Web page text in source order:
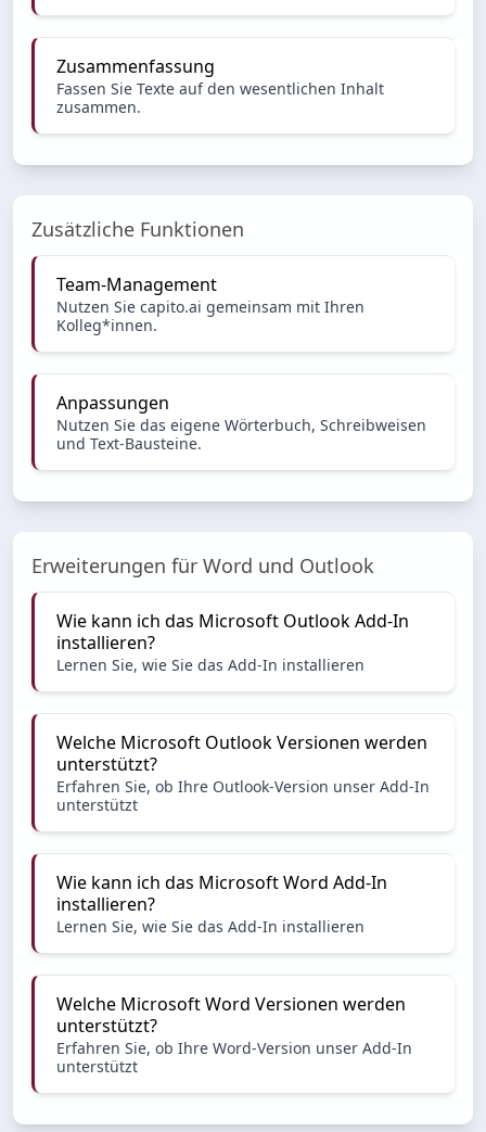
Zusammenfassung
Fassen Sie Texte auf den wesentlichen Inhalt
zusammen.
Zusätzliche Funktionen
Team-Management
Nutzen Sie capito.ai gemeinsam mit Ihren
Kolleg*innen.
Anpassungen
Nutzen Sie das eigene Wörterbuch, Schreibweisen
und Text-Bausteine.
Erweiterungen für Word und Outlook
Wie kann ich das Microsoft Outlook Add-In
installieren?
Lernen Sie, wie Sie das Add-In installieren
Welche Microsoft Outlook Versionen werden
unterstützt?
Erfahren Sie, ob Ihre Outlook-Version unser Add-In
unterstützt
Wie kann ich das Microsoft Word Add-In
installieren?
Lernen Sie, wie Sie das Add-In installieren
Welche Microsoft Word Versionen werden
unterstützt?
Erfahren Sie, ob Ihre Word-Version unser Add-In
unterstützt